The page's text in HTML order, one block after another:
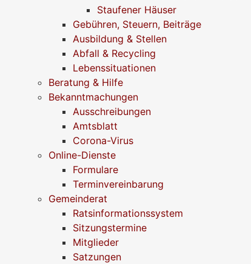
Staufener Häuser
Gebühren, Steuern, Beiträge
Ausbildung & Stellen
Abfall & Recycling
Lebenssituationen
Beratung & Hilfe
Bekanntmachungen
Ausschreibungen
Amtsblatt
Corona-Virus
Online-Dienste
Formulare
Terminvereinbarung
Gemeinderat
Ratsinformationssystem
Sitzungstermine
Mitglieder
Satzungen